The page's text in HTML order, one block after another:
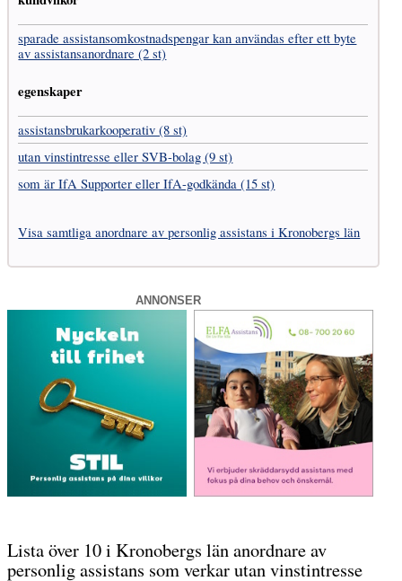
sparade assistans­omkostnads­pengar kan användas efter ett byte
av assistans­anordnare (2 st)
egenskaper
assistans­brukar­kooperativ (8 st)
utan vinst­intresse eller SVB-bolag (9 st)
som är IfA Supporter eller IfA-godkända (15 st)
Visa samtliga anordnare av personlig assistans i Kronobergs län
ANNONSER
Lista över 10 i Kronobergs län anordnare av
personlig assistans som verkar utan vinstintresse